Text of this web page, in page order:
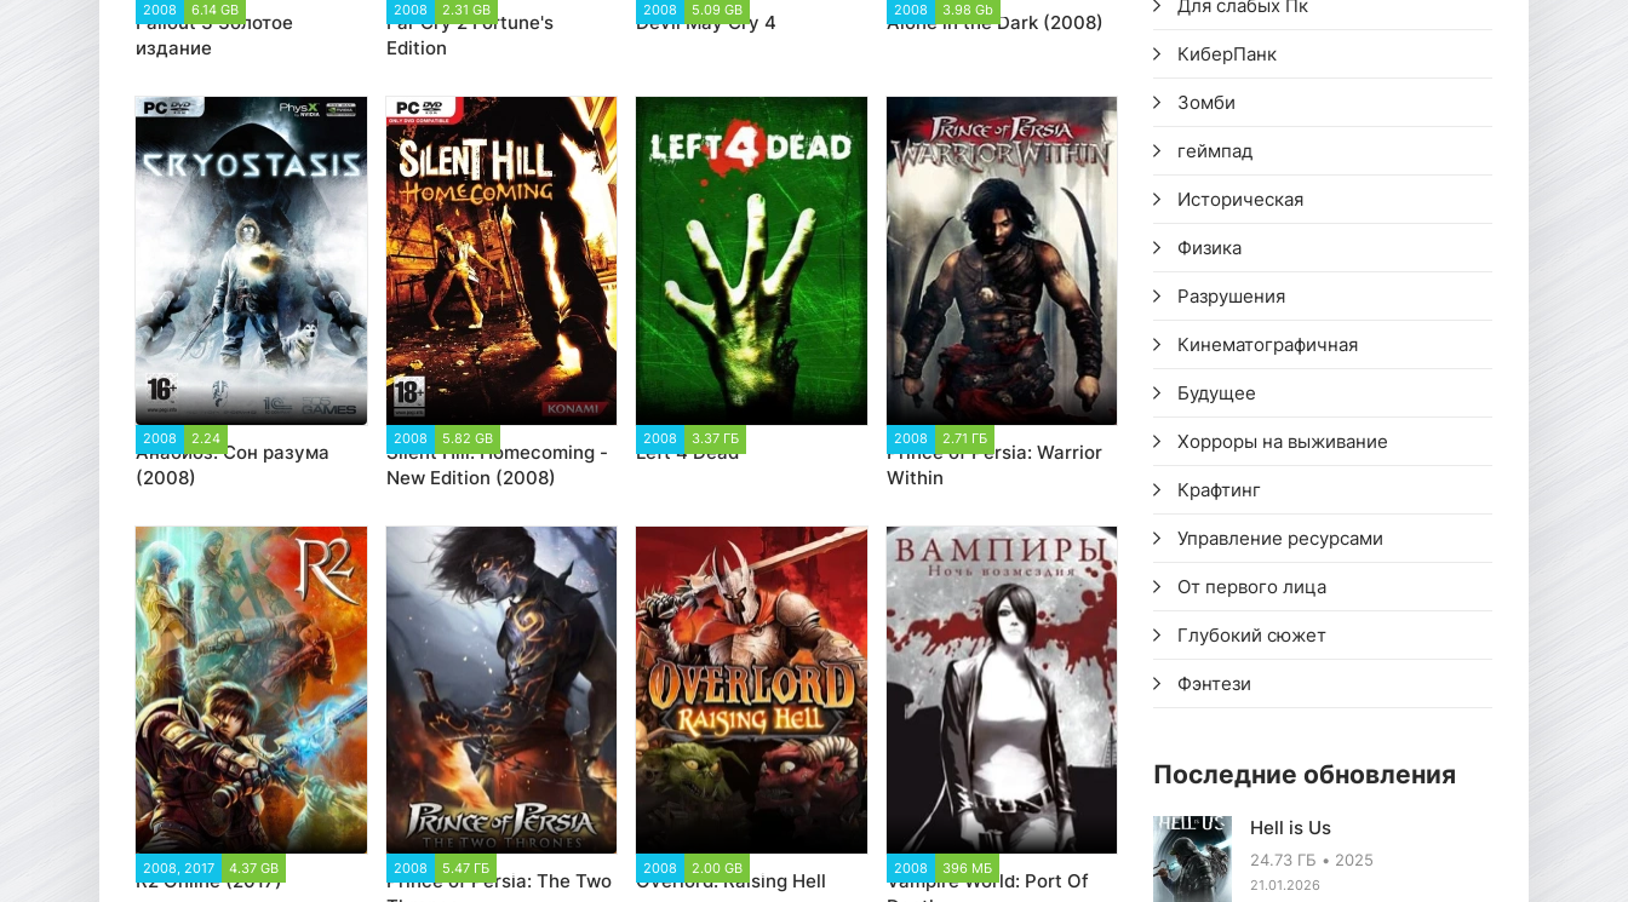
2008 6.14 GB
Fallout 3 Золотое
издание
2008 2.31 GB
Far Cry 2 Fortune's
Edition
2008 5.09 GB
Devil May Cry 4
2008 3.98 Gb
Alone in the Dark (2008)
2008 2.24
Анабиоз: Сон разума
(2008)
2008 5.82 GB
Silent Hill: Homecoming -
New Edition (2008)
2008 3.37 ГБ
Left 4 Dead
2008 2.71 ГБ
Prince of Persia: Warrior
Within
2008, 2017 4.37 GB
R2 Online (2017)
2008 5.47 ГБ
Prince of Persia: The Two
2008 2.00 GB
Overlord: Raising Hell
2008 396 МБ
Vampire World: Port Of
Для слабых Пк
КиберПанк
Зомби
геймпад
Историческая
Физика
Разрушения
Кинематографичная
Будущее
Хорроры на выживание
Крафтинг
Управление ресурсами
От первого лица
Глубокий сюжет
Фэнтези
Последние обновления
Hell is Us
24.73 ГБ 2025
21.01.2026